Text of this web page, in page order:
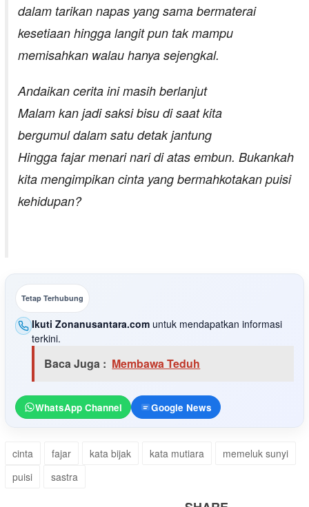
dalam tarikan napas yang sama bermaterai
kesetiaan hingga langit pun tak mampu
memisahkan walau hanya sejengkal.
Andaikan cerita ini masih berlanjut
Malam kan jadi saksi bisu di saat kita
bergumul dalam satu detak jantung
Hingga fajar menari nari di atas embun. Bukankah
kita mengimpikan cinta yang bermahkotakan puisi
kehidupan?
Tetap Terhubung
Ikuti Zonanusantara.com untuk mendapatkan informasi
terkini.
Baca Juga : Membawa Teduh
WhatsApp Channel Google News
cinta fajar kata bijak kata mutiara
memeluk sunyi
puisi
sastra